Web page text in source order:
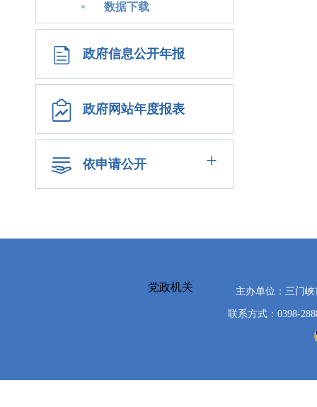
数据下载
政府信息公开年报
政府网站年度报表
依申请公开 +
党政机关 主办单位：三门
联系方式：0398-